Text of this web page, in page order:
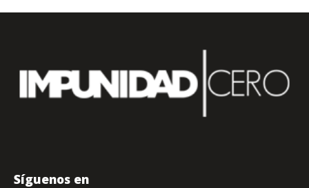
Síguenos en